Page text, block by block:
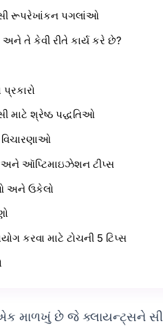
રૂપરેખાંકન પગલાંઓ
તે કેવી રીતે કાર્ય કરે છે?
માટે શ્રેષ્ઠ પદ્ધતિઓ
અને ઑપ્ટિમાઇઝેશન ટીપ્સ
અને ઉકેલો
કરવા માટે ટોચની 5 ટિપ્સ
માળખું છે જે ક્લાયન્ટ્સને